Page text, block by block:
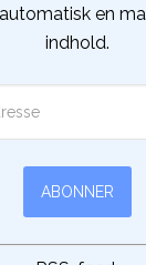
en
indhold.